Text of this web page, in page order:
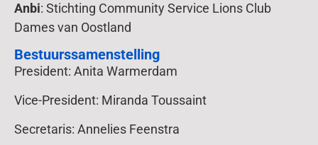
Anbi: Stichting Community Service Lions Club
Dames van Oostland
Bestuurssamenstelling
President: Anita Warmerdam
Vice-President: Miranda Toussaint
Secretaris: Annelies Feenstra